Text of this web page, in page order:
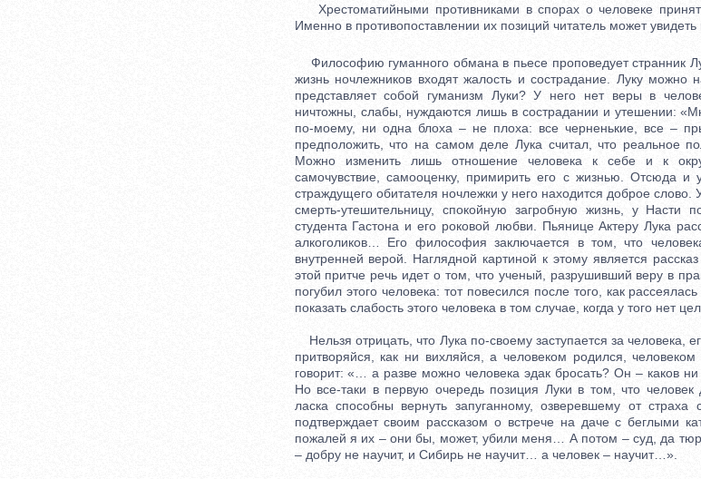
Хрестоматийными противниками в спорах о человеке
Именно в противопоставлении их позиций читатель может
Философию гуманного обмана в пьесе проповедует странник
жизнь ночлежников входят жалость и сострадание. Луку можно
представляет собой гуманизм Луки? У него нет веры в
ничтожны, слабы, нуждаются лишь в сострадании и утешении:
по-моему, ни одна блоха – не плоха: все черненькие, все –
предположить, что на самом деле Лука считал, что реальное
Можно изменить лишь отношение человека к себе и к
самочувствие, самооценку, примирить его с жизнью. Отсюда
страждущего обитателя ночлежки у него находится доброе
смерть-утешительницу, спокойную загробную жизнь, у Насти
студента Гастона и его роковой любви. Пьянице Актеру Лука
алкоголиков… Его философия заключается в том, что
внутренней верой. Наглядной картиной к этому является
этой притче речь идет о том, что ученый, разрушивший веру в
погубил этого человека: тот повесился после того, как
показать слабость этого человека в том случае, когда у того нет
Нельзя отрицать, что Лука по-своему заступается за человека,
притворяйся, как ни вихляйся, а человеком родился,
говорит: «… а разве можно человека эдак бросать? Он – каков
Но все-таки в первую очередь позиция Луки в том, что
ласка способны вернуть запуганному, озверевшему от страха
подтверждает своим рассказом о встрече на даче с беглыми
пожалей я их – они бы, может, убили меня… А потом – суд, да
– добру не научит, и Сибирь не научит… а человек – научит…».